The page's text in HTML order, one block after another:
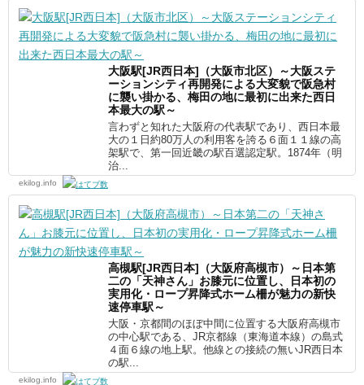
大阪駅[JR西日本]（大阪市北区）～大阪ステ
ーションシティ再開発による大変貌で阪急村
に襲い掛かる、梅田の地に最初に出来た西日
本最大の駅～
言わずと知れた大阪府の代表駅であり、西日本最
大の１日約80万人の利用客を誇る６面１１線の高
架駅で、第一回近畿の駅百選認定駅。1874年（明
治...
ekilog.info
高槻駅[JR西日本]（大阪府高槻市）～日本第
二の「天神さん」お膝元に位置し、日本初の
実用化・ロープ昇降式ホーム柵が魅力の新快
速停車駅～
大阪・京都間のほぼ中間に位置する大阪府高槻市
の中心駅である、JR京都線（東海道本線）の島式
４面６線の地上駅。他線との接続の無いJR西日本
の駅...
ekilog.info